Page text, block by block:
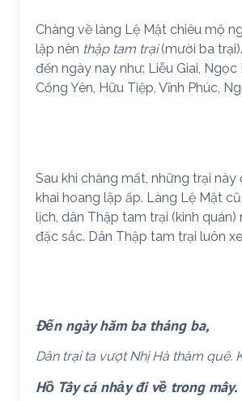
Chàng về làng Lệ Mật chiêu mộ
lập nên thập tam trại(mười ba
đến ngày nay như: Liễu Giai, Ngọc
Cống Yên, Hữu Tiệp, Vĩnh Phúc,
Sau khi chàng mất, những trại
khai hoang lập ấp. Làng Lệ Mật
lịch, dân Thập tam trại (kinh
đặc sắc. Dân Thập tam trại luôn
Đến ngày hăm ba tháng ba,
Dân trại ta vượt Nhị Hà thăm quê.
Hồ Tây cá nhảy đi về trong mây.